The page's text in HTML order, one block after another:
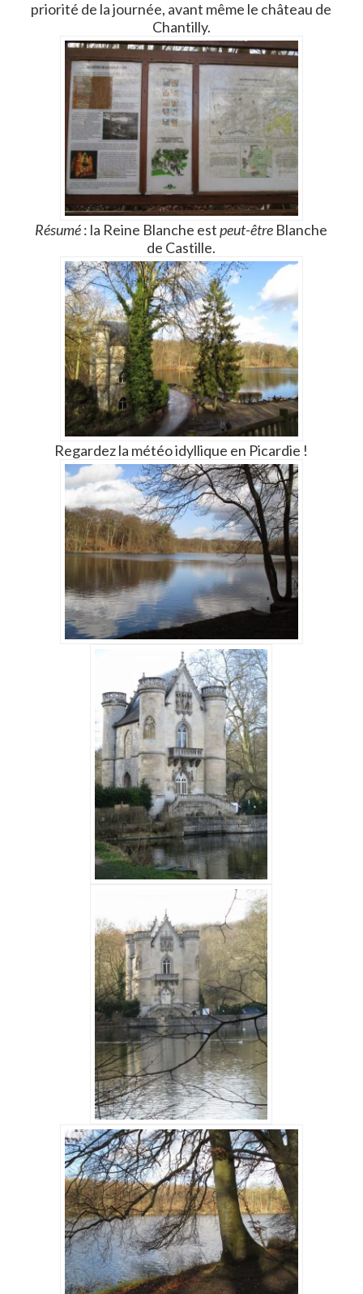
priorité de la journée, avant même le château de
Chantilly.
Résumé: la Reine Blanche estpeut-être Blanche
de Castille.
Regardez la météo idyllique en Picardie !